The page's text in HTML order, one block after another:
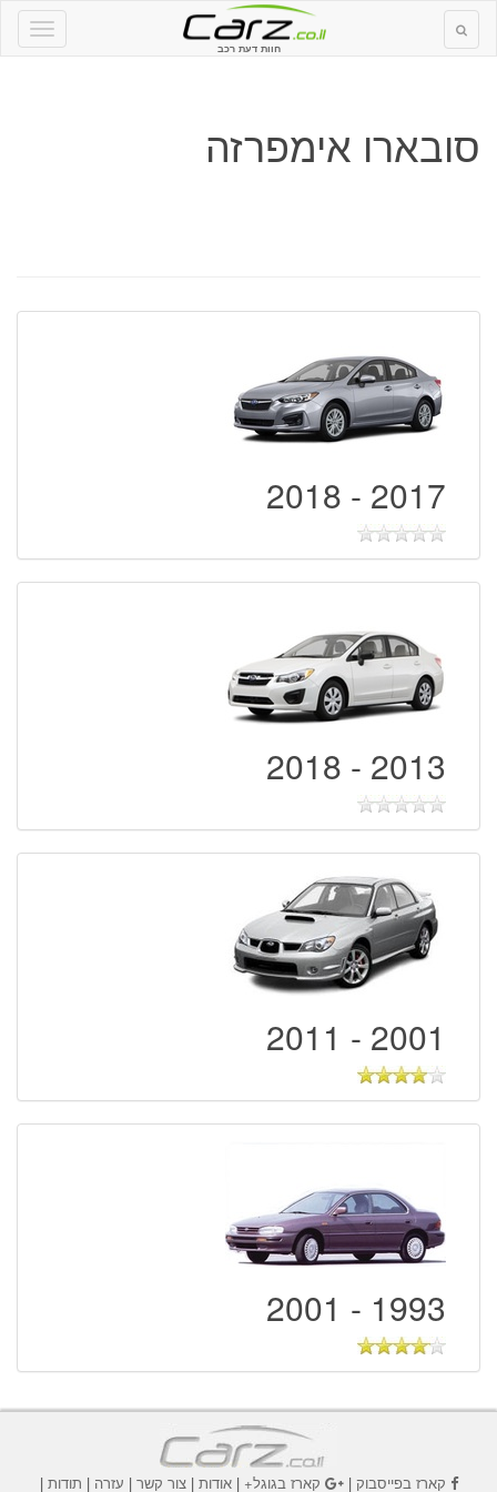
חוות דעת רכב
סובארו אימפרזה
2017 - 2018
2013 - 2018
2001 - 2011
1993 - 2001
קארז בפייסבוק| קארז בגוגל+|אודות |צור קשר | עזרה | תודות |